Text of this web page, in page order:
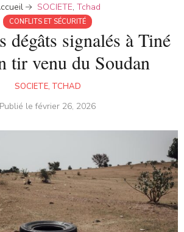
SOCIETE, Tchad
CONFLITS ET SÉCURITÉ
dégâts signalés à Tiné
tir venu du Soudan
SOCIETE, TCHAD
Publié lefévrier 26, 2026